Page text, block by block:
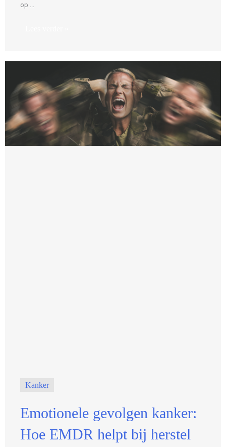
op ...
Kanker
Emotionele gevolgen kanker:
Hoe EMDR helpt bij herstel